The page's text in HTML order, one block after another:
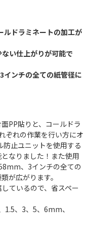
ルドラミネートの加工が
い仕上がりが可能で
ンチの全ての紙管径に
PP貼りと、コールドラ
ぞれの作業を行い方にオ
防止ユニットを使用する
なりました！また使用
、3インチの全ての
が広がります。
ているので、省スペー
1.5、3、5、6mm、